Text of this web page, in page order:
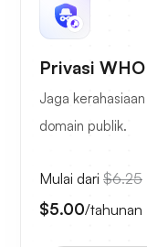
Privasi
Jaga
domain publik.
Mulai dari $6.25
$5.00/tahunan